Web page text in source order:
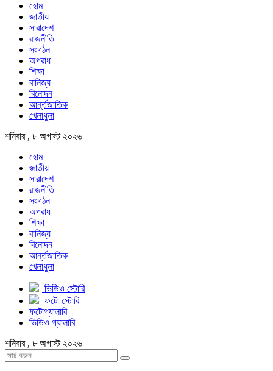
হোম
জাতীয়
সারাদেশ
রাজনীতি
সংগঠন
অপরাধ
শিক্ষা
বানিজ্য
বিনোদন
আর্ন্তজাতিক
খেলাধুলা
শনিবার , ৮ অগাস্ট ২০২৬
হোম
জাতীয়
সারাদেশ
রাজনীতি
সংগঠন
অপরাধ
শিক্ষা
বানিজ্য
বিনোদন
আর্ন্তজাতিক
খেলাধুলা
ভিডিও স্টোরি
ফটো স্টোরি
ফটোগ্যালারি
ভিডিও গ্যালারি
শনিবার , ৮ অগাস্ট ২০২৬